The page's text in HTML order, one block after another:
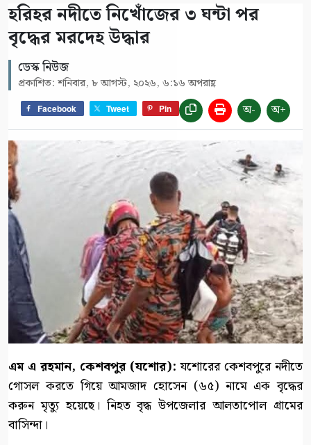
হরিহর নদীতে নিখোঁজের ৩ ঘন্টা পর
বৃদ্ধের মরদেহ উদ্ধার
ডেস্ক নিউজ
প্রকাশিত: শনিবার, ৮ আগস্ট, ২০২৬, ৬:১৬ অপরাহ্ণ
Facebook Tweet Pin অ- অ+
এম এ রহমান, কেশবপুর (যশোর): যশোরের কেশবপুরে নদীতে
গোসল করতে গিয়ে আমজাদ হোসেন (৬৫) নামে এক বৃদ্ধের
করুন মৃত্যু হয়েছে। নিহত বৃদ্ধ উপজেলার আলতাপোল গ্রামের
বাসিন্দা।